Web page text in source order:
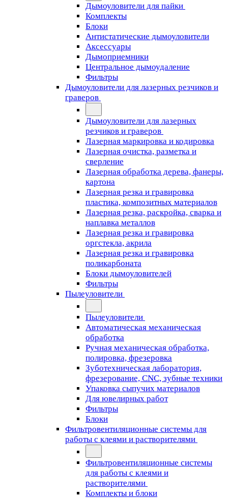
Дымоуловители для пайки
Комплекты
Блоки
Антистатические дымоуловители
Аксессуары
Дымоприемники
Центральное дымоудаление
Фильтры
Дымоуловители для лазерных резчиков и
граверов
Дымоуловители для лазерных
резчиков и граверов
Лазерная маркировка и кодировка
Лазерная очистка, разметка и
сверление
Лазерная обработка дерева, фанеры,
картона
Лазерная резка и гравировка
пластика, композитных материалов
Лазерная резка, раскройка, сварка и
наплавка металлов
Лазерная резка и гравировка
оргстекла, акрила
Лазерная резка и гравировка
поликарбоната
Блоки дымоуловителей
Фильтры
Пылеуловители
Пылеуловители
Автоматическая механическая
обработка
Ручная механическая обработка,
полировка, фрезеровка
Зуботехническая лаборатория,
фрезерование, CNC, зубные техники
Упаковка сыпучих материалов
Для ювелирных работ
Фильтры
Блоки
Фильтровентиляционные системы для
работы с клеями и растворителями
Фильтровентиляционные системы
для работы с клеями и
растворителями
Комплекты и блоки